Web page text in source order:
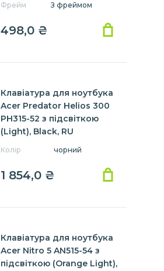
Фрейм
З фреймом
498,0 ₴
Клавіатура для ноутбука
Acer Predator Helios 300
PH315-52 з підсвіткою
(Light), Black, RU
Колір чорний
1 854,0 ₴
Клавіатура для ноутбука
Acer Nitro 5 AN515-54 з
підсвіткою (Orange Light),